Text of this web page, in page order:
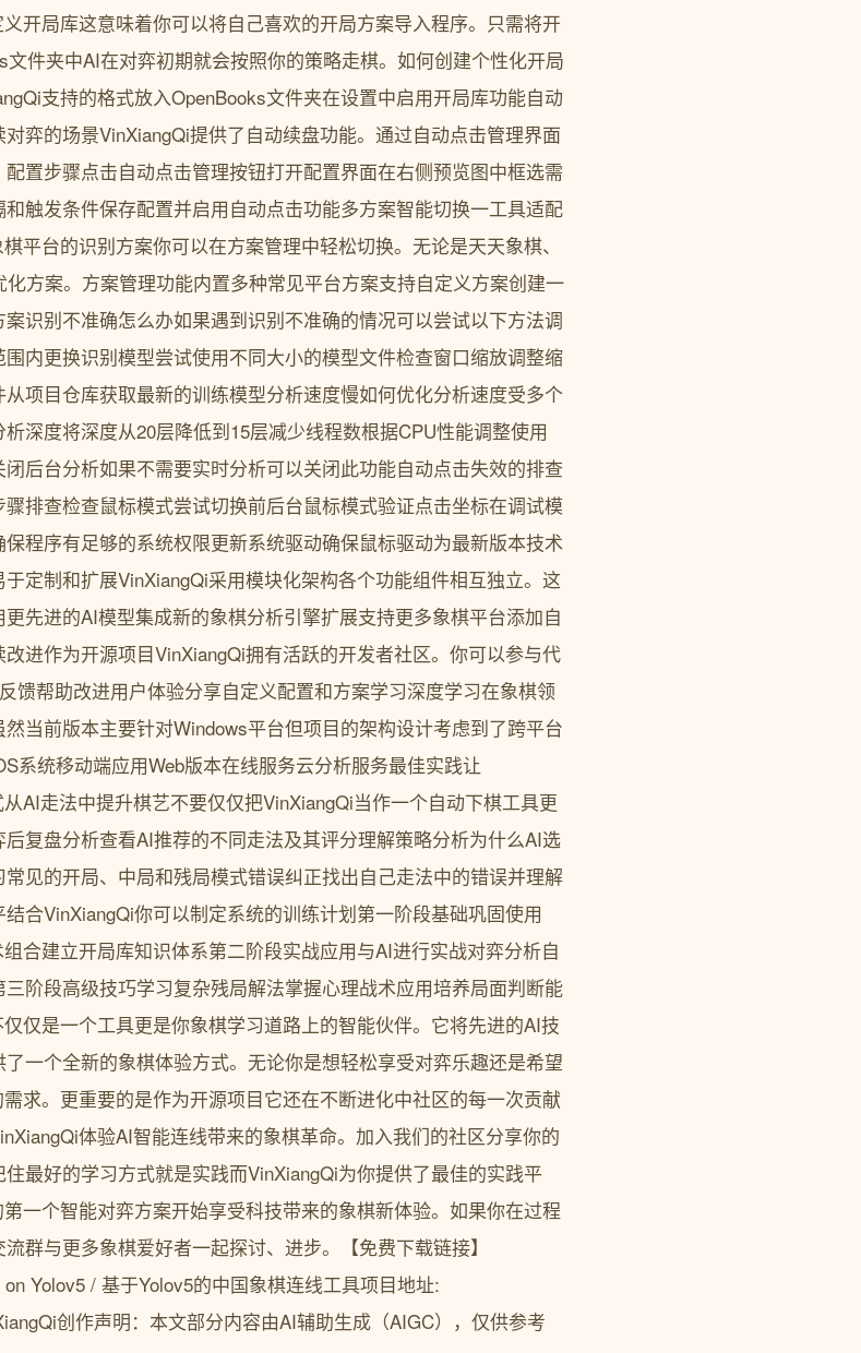
开局库这意味着你可以将自己喜欢的开局方案导入程序。只需将开
件夹中AI在对弈初期就会按照你的策略走棋。如何创建个性化开局
支持的格式放入OpenBooks文件夹在设置中启用开局库功能自动
弈的场景VinXiangQi提供了自动续盘功能。通过自动点击管理界面
置步骤点击自动点击管理按钮打开配置界面在右侧预览图中框选需
触发条件保存配置并启用自动点击功能多方案智能切换一工具适配
平台的识别方案你可以在方案管理中轻松切换。无论是天天象棋、
方案。方案管理功能内置多种常见平台方案支持自定义方案创建一
识别不准确怎么办如果遇到识别不准确的情况可以尝试以下方法调
内更换识别模型尝试使用不同大小的模型文件检查窗口缩放调整缩
项目仓库获取最新的训练模型分析速度慢如何优化分析速度受多个
深度将深度从20层降低到15层减少线程数根据CPU性能调整使用
后台分析如果不需要实时分析可以关闭此功能自动点击失效的排查
排查检查鼠标模式尝试切换前后台鼠标模式验证点击坐标在调试模
程序有足够的系统权限更新系统驱动确保鼠标驱动为最新版本技术
定制和扩展VinXiangQi采用模块化架构各个功能组件相互独立。这
先进的AI模型集成新的象棋分析引擎扩展支持更多象棋平台添加自
进作为开源项目VinXiangQi拥有活跃的开发者社区。你可以参与代
馈帮助改进用户体验分享自定义配置和方案学习深度学习在象棋领
当前版本主要针对Windows平台但项目的架构设计考虑到了跨平台
系统移动端应用Web版本在线服务云分析服务最佳实践让
AI走法中提升棋艺不要仅仅把VinXiangQi当作一个自动下棋工具更
复盘分析查看AI推荐的不同走法及其评分理解策略分析为什么AI选
见的开局、中局和残局模式错误纠正找出自己走法中的错误并理解
合VinXiangQi你可以制定系统的训练计划第一阶段基础巩固使用
合建立开局库知识体系第二阶段实战应用与AI进行实战对弈分析自
阶段高级技巧学习复杂残局解法掌握心理战术应用培养局面判断能
仅是一个工具更是你象棋学习道路上的智能伙伴。它将先进的AI技
一个全新的象棋体验方式。无论你是想轻松享受对弈乐趣还是希望
求。更重要的是作为开源项目它还在不断进化中社区的每一次贡献
体验AI智能连线带来的象棋革命。加入我们的社区分享你的
最好的学习方式就是实践而VinXiangQi为你提供了最佳的实践平
一个智能对弈方案开始享受科技带来的象棋新体验。如果你在过程
群与更多象棋爱好者一起探讨、进步。【免费下载链接】
Yolov5 / 基于Yolov5的中国象棋连线工具项目地址:
创作声明：本文部分内容由AI辅助生成（AIGC），仅供参考